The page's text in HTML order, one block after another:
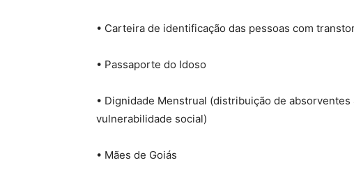
• Carteira de identificação das pessoas com
• Passaporte do Idoso
• Dignidade Menstrual (distribuição de
vulnerabilidade social)
• Mães de Goiás